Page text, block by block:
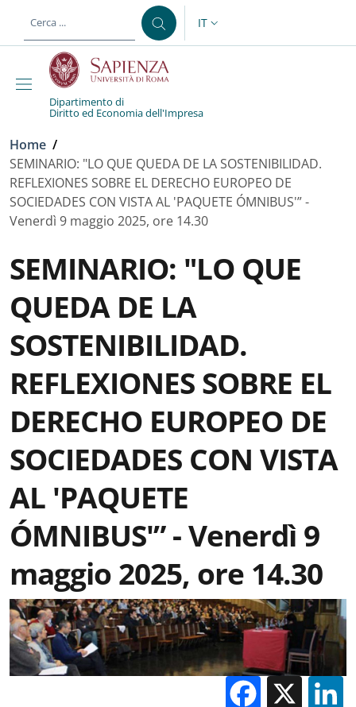
al contenuto principale
SELETTORE LINGUA:
IT
Dipartimento di
Diritto ed Economia dell'Impresa
Briciole di pane
Home /
SEMINARIO: "LO QUE QUEDA DE LA SOSTENIBILIDAD.
REFLEXIONES SOBRE EL DERECHO EUROPEO DE
SOCIEDADES CON VISTA AL 'PAQUETE ÓMNIBUS'” -
Venerdì 9 maggio 2025, ore 14.30
SEMINARIO: "LO QUE
QUEDA DE LA
SOSTENIBILIDAD.
REFLEXIONES SOBRE EL
DERECHO EUROPEO DE
SOCIEDADES CON VISTA
AL 'PAQUETE
ÓMNIBUS'” - Venerdì 9
maggio 2025, ore 14.30
X